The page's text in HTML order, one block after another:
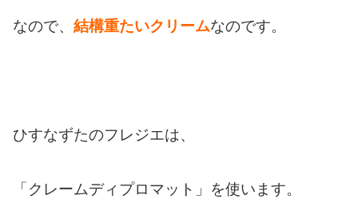
なので、 結構重たいクリームなのです。
ひすなずたのフレジエは、
「クレームディプロマット」を使います。